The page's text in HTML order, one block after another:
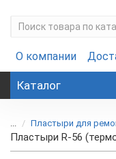
О компании
Каталог
... Пластыри для
Пластыри R-56